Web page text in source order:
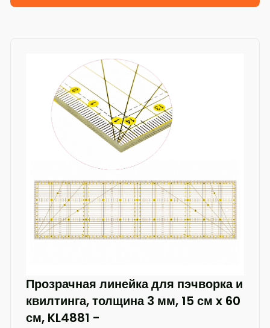
Прозрачная линейка для пэчворка и
квилтинга, толщина 3 мм, 15 см x 60
см, KL4881 -